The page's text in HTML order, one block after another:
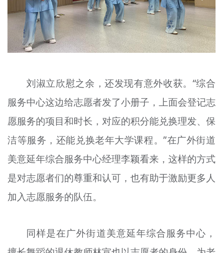
刘淑立欣慰之余，还发现有意外收获。“综合
服务中心这边给志愿者发了小册子，上面会登记志
愿服务的项目和时长，对应的积分能兑换理发、保
洁等服务，还能兑换老年大学课程。”在广外街道
美意延年综合服务中心经理李颖看来，这样的方式
是对志愿者们的尊重和认可，也有助于激励更多人
加入志愿服务的队伍。
同样是在广外街道美意延年综合服务中心，